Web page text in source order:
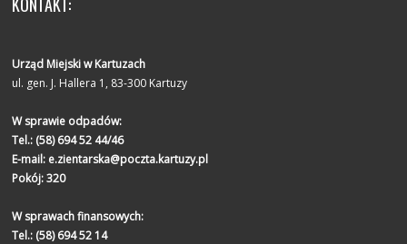
KONTAKT:
Urząd Miejski w Kartuzach
ul. gen. J. Hallera 1, 83-300 Kartuzy
W sprawie odpadów:
Tel.: (58) 694 52 44/46
E-mail: e.zientarska@poczta.kartuzy.pl
Pokój: 320
W sprawach finansowych:
Tel.: (58) 694 52 14